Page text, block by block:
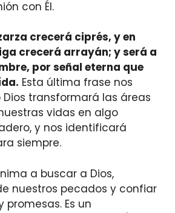
con Él.
crecerá ciprés, y en
crecerá arrayán; y será a
por señal eterna que
Esta última frase nos
transformará las áreas
vidas en algo
y nos identificará
siempre.
a buscar a Dios,
nuestros pecados y confiar
promesas. Es un